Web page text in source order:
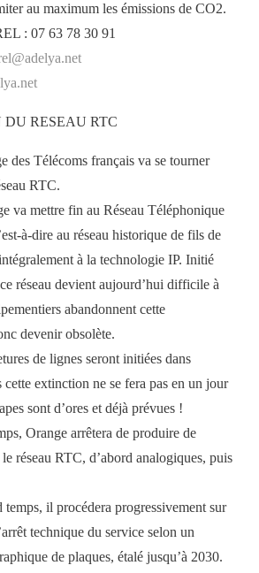
au maximum les émissions de CO2.
: 07 63 78 30 91
DU RESEAU RTC
des Télécoms français va se tourner
RTC.
va mettre fin au Réseau Téléphonique
à-dire au réseau historique de fils de
à la technologie IP. Initié
réseau devient aujourd’hui difficile à
abandonnent cette
devenir obsolète.
de lignes seront initiées dans
cette extinction ne se fera pas en un jour
sont d’ores et déjà prévues !
Orange arrêtera de produire de
réseau RTC, d’abord analogiques, puis
temps, il procédera progressivement sur
technique du service selon un
de plaques, étalé jusqu’à 2030.